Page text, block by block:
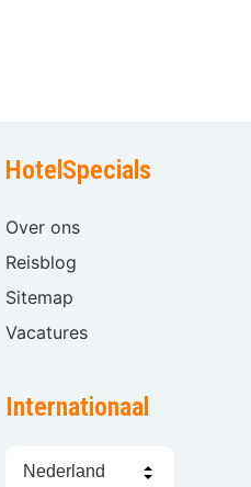
HotelSpecials
Over ons
Reisblog
Sitemap
Vacatures
Internationaal
kiezen